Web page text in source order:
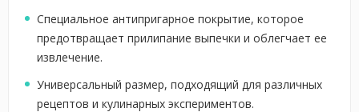
Специальное антипригарное покрытие, которое
предотвращает прилипание выпечки и облегчает ее
извлечение.
Универсальный размер, подходящий для различных
рецептов и кулинарных экспериментов.